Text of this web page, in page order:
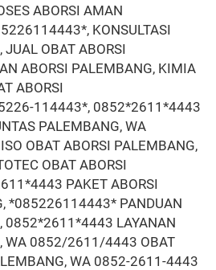
ABORSI AMAN
KONSULTASI
OBAT ABORSI
ABORSI PALEMBANG, KIMIA
ABORSI
114443*, 0852*2611*4443
PALEMBANG, WA
OBAT ABORSI PALEMBANG,
OBAT ABORSI
PAKET ABORSI
*085226114443* PANDUAN
0852*2611*4443 LAYANAN
WA 0852/2611/4443 OBAT
WA 0852-2611-4443